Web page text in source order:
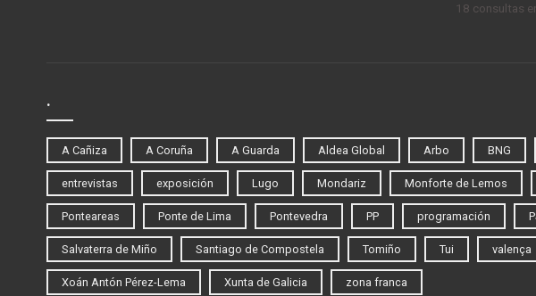
18 consultas
.
A Cañiza A Coruña A Guarda Aldea Global Arbo BNG
entrevistas exposición Lugo Mondariz Monforte de Lemos
Ponteareas Ponte de Lima Pontevedra PP programación
Salvaterra de Miño Santiago de Compostela Tomiño Tui valença
Xoán Antón Pérez-Lema Xunta de Galicia zona franca